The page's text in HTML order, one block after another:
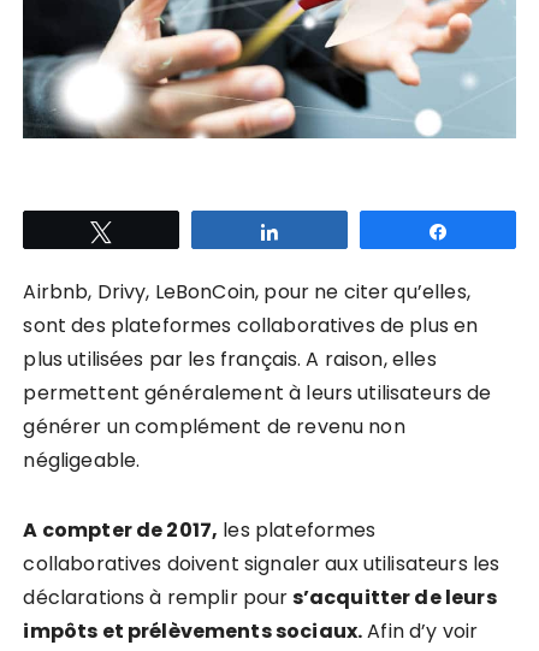
Airbnb, Drivy, LeBonCoin, pour ne citer qu’elles,
sont des plateformes collaboratives de plus en
plus utilisées par les français. A raison, elles
permettent généralement à leurs utilisateurs de
générer un complément de revenu non
négligeable.
A compter de 2017, les plateformes
collaboratives doivent signaler aux utilisateurs les
déclarations à remplir pours’acquitter de leurs
impôts et prélèvements sociaux.Afin d’y voir